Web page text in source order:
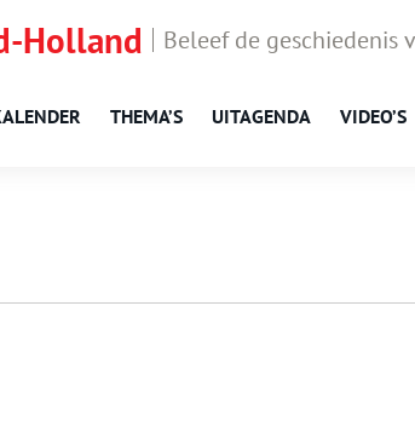
Holland Beleef de geschiedenis
THEMA’S UITAGENDA VIDEO’S